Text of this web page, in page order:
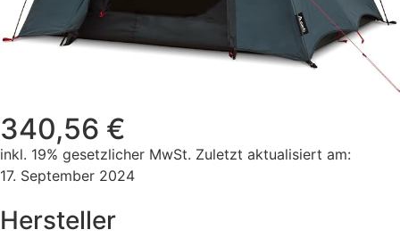
340,56 €
inkl. 19% gesetzlicher MwSt. Zuletzt aktualisiert am:
17. September 2024
Hersteller